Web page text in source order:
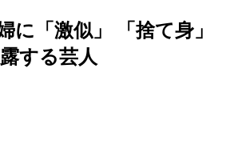
に「激似」 「捨て身」
する芸人